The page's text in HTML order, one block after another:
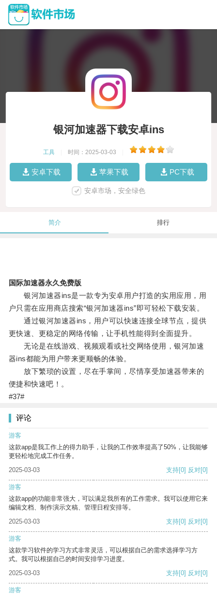
银河加速器下载安卓ins
工具 时间：2025-03-03
安卓下载 苹果下载 PC下载
安卓市场，安全绿色
简介 排行
国际加速器永久免费版
银河加速器ins是一款专为安卓用户打造的实用应用，用
户只需在应用商店搜索“银河加速器ins”即可轻松下载安装。
通过银河加速器ins，用户可以快速连接全球节点，提供
更快速、更稳定的网络传输，让手机性能得到全面提升。
无论是在线游戏、视频观看或社交网络使用，银河加速
器ins都能为用户带来更顺畅的体验。
放下繁琐的设置，尽在手掌间，尽情享受加速器带来的
便捷和快速吧！。
#37#
评论
游客
这款app是我工作上的得力助手，让我的工作效率提高了50%，让我能够
更轻松地完成工作任务。
2025-03-03
支持[0] 反对[0]
游客
这款app的功能非常强大，可以满足我所有的工作需求。我可以使用它来
编辑文档、制作演示文稿、管理日程安排等。
2025-03-03
支持[0] 反对[0]
游客
这款学习软件的学习方式非常灵活，可以根据自己的需求选择学习方
式。我可以根据自己的时间安排学习进度。
2025-03-03
支持[0] 反对[0]
游客